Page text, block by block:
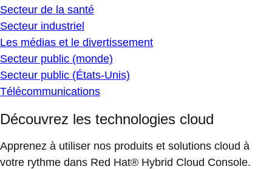
Secteur de la santé
Secteur industriel
Les médias et le divertissement
Secteur public (monde)
Secteur public (États-Unis)
Télécommunications
Découvrez les technologies cloud
Apprenez à utiliser nos produits et solutions cloud à
votre rythme dans Red Hat® Hybrid Cloud Console.